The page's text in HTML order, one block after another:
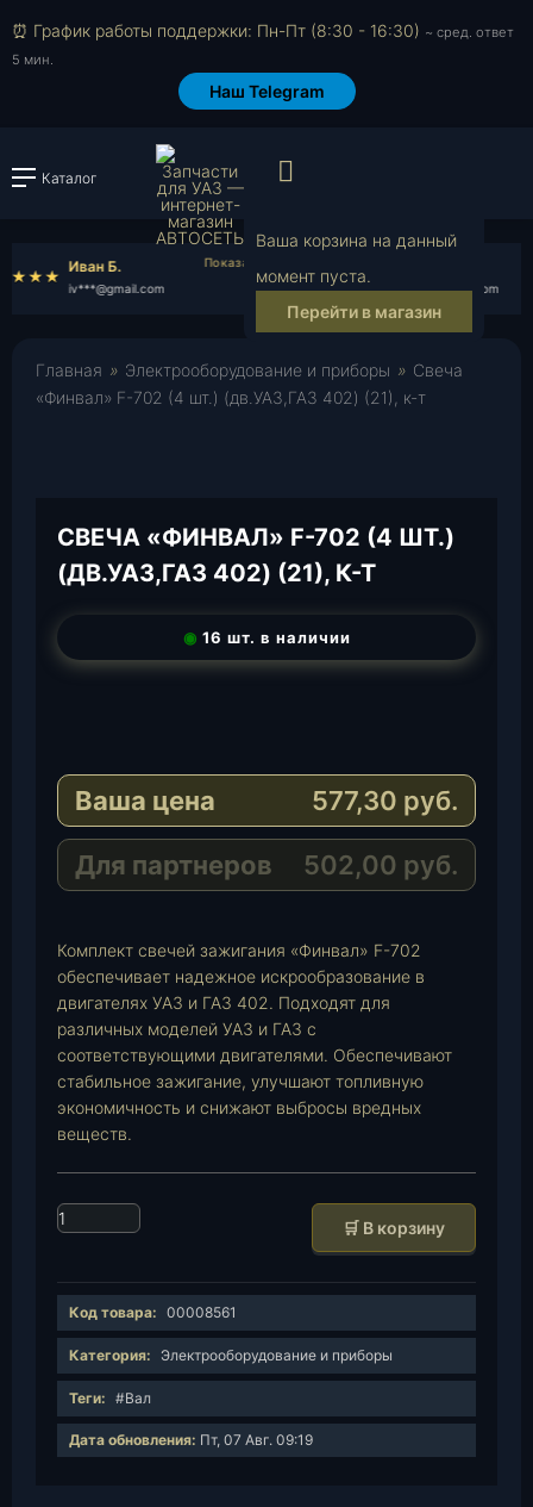
⏰ График работы поддержки: Пн-Пт (8:30 - 16:30) ~ сред. ответ
5 мин.
Наш Telegram
Каталог Войти или
Ваша корзина на данный
момент пуста.
Перейти в магазин
Иван Б.
iv***@gmail.com il***@yahoo.com
Главная » Электрооборудование и приборы » Свеча
«Финвал» F-702 (4 шт.) (дв.УАЗ,ГАЗ 402) (21), к-т
СВЕЧА «ФИНВАЛ» F-702 (4 ШТ.)
(ДВ.УАЗ,ГАЗ 402) (21), К-Т
◉ 16 шт. в наличии
e
r
a
m
a
s
A
p
a
i
l
Ваша цена 577,30 руб.
Для партнеров 502,00 руб.
Комплект свечей зажигания «Финвал» F-702
обеспечивает надежное искрообразование в
двигателях УАЗ и ГАЗ 402. Подходят для
различных моделей УАЗ и ГАЗ с
соответствующими двигателями. Обеспечивают
стабильное зажигание, улучшают топливную
экономичность и снижают выбросы вредных
веществ.
К
и
ч
с
о
🛒 В корзину
Код товара: 00008561
Категория: Электрооборудование и приборы
Теги: #Вал
Дата обновления: Пт, 07 Авг. 09:19